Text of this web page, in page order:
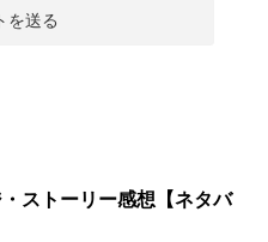
ストーリー感想【ネタバ